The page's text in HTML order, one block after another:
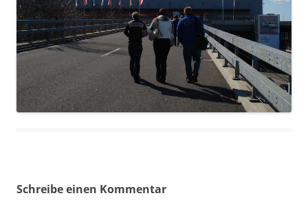
Schreibe einen Kommentar